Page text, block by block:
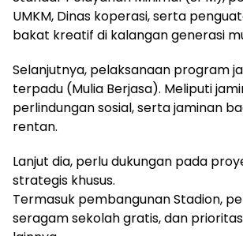
UMKM, Dinas koperasi, serta
bakat kreatif di kalangan generasi
Selanjutnya, pelaksanaan program
terpadu (Mulia Berjasa). Meliputi
perlindungan sosial, serta jaminan
rentan.
Lanjut dia, perlu dukungan pada
strategis khusus.
Termasuk pembangunan Stadion,
seragam sekolah gratis, dan